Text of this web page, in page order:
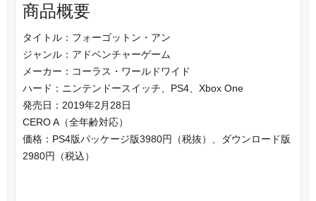
商品概要
タイトル：フォーゴットン・アン
ジャンル：アドベンチャーゲーム
メーカー：コーラス・ワールドワイド
ハード：ニンテンドースイッチ、PS4、Xbox One
発売日：2019年2月28日
CERO A（全年齢対応）
価格：PS4版パッケージ版3980円（税抜）、ダウンロード版
2980円（税込）